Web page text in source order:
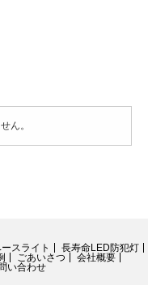
ん。
スライト
長寿命LED防犯灯
ごあいさつ
会社概要
い合わせ